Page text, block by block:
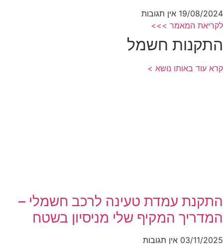
19/08/2024 אין תגובות
לקריאת המאמר >>>
התקנות חשמל
קרא עוד באותו נושא >
התקנת עמדת טעינה לרכב חשמלי –
המדריך המקיף שלי מניסיון בשטח
03/11/2025 אין תגובות